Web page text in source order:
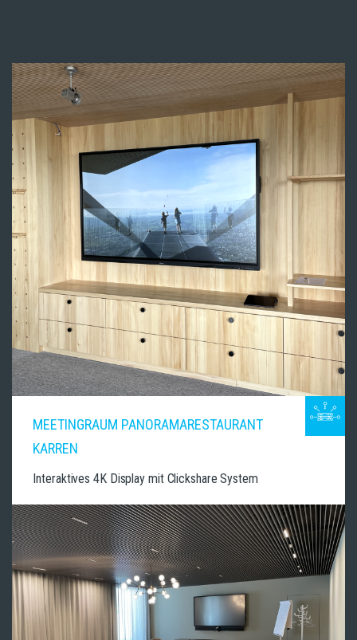
MEETINGRAUM PANORAMARESTAURANT
KARREN
Interaktives 4K Display mit Clickshare System